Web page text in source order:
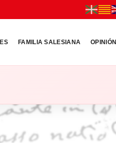
FAMILIA SALESIANA OPINIÓN